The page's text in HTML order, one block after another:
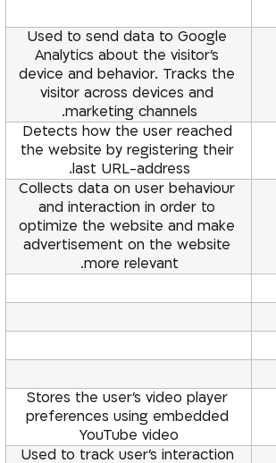
Used to send data to Google
Analytics about the visitor’s
device and behavior. Tracks the
visitor across devices and
marketing channels.
Detects how the user reached
the website by registering their
last URL-address.
Collects data on user behaviour
and interaction in order to
optimize the website and make
advertisement on the website
more relevant.
Stores the user’s video player
preferences using embedded
YouTube video
Used to track user’s interaction